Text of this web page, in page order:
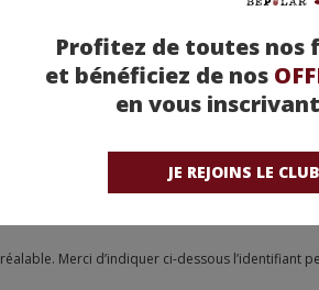
Profitez de toutes
et bénéficiez de nos
en vous inscrivant
JE REJOINS LE